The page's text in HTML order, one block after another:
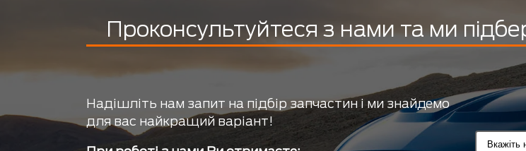
Проконсультуйтеся з нами та ми
Надішліть нам запит на підбір запчастин і ми знайдемо
для вас найкращий варіант!